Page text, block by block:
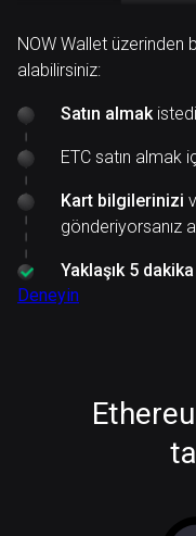
NOW Wallet üzerinden
alabilirsiniz:
Satın almak
ETC satın almak
Kart bilgilerinizi
gönderiyorsanız
Yaklaşık 5 dakika
Deneyin